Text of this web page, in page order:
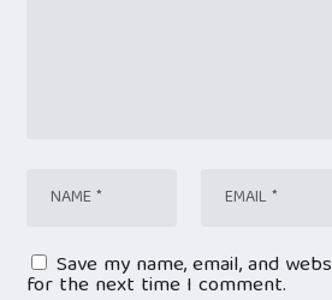
Save my name, email, and
for the next time I comment.